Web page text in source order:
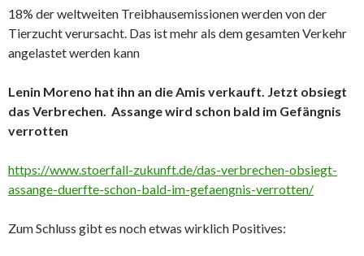
18% der weltweiten Treibhausemissionen werden von der
Tierzucht verursacht. Das ist mehr als dem gesamten Verkehr
angelastet werden kann
Lenin Moreno hat ihn an die Amis verkauft. Jetzt obsiegt
das Verbrechen. Assange wird schon bald im Gefängnis
verrotten
https://www.stoerfall-zukunft.de/das-verbrechen-obsiegt-
assange-duerfte-schon-bald-im-gefaengnis-verrotten/
Zum Schluss gibt es noch etwas wirklich Positives: